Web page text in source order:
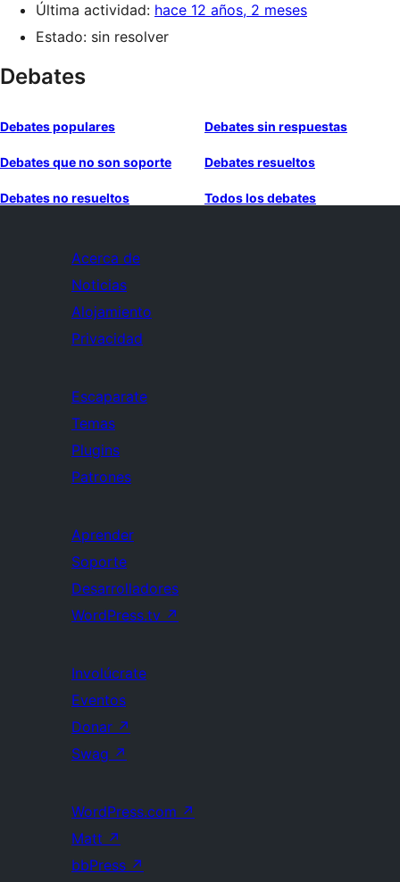
Última actividad: hace 12 años, 2 meses
Estado: sin resolver
Debates
Debates populares Debates sin respuestas
Debates que no son soporte Debates resueltos
Debates no resueltos Todos los debates
Acerca de
Noticias
Alojamiento
Privacidad
Escaparate
Temas
Plugins
Patrones
Aprender
Soporte
Desarrolladores
WordPress.tv ↗
Involúcrate
Eventos
Donar ↗
Swag ↗
WordPress.com ↗
Matt ↗
bbPress ↗